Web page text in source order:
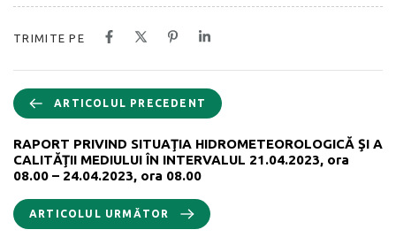
TRIMITE PE
ARTICOLUL PRECEDENT
RAPORT PRIVIND SITUAŢIA HIDROMETEOROLOGICĂ ŞI A
CALITĂŢII MEDIULUI ÎN INTERVALUL 21.04.2023, ora
08.00 – 24.04.2023, ora 08.00
ARTICOLUL URMĂTOR